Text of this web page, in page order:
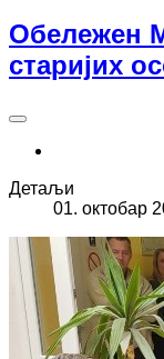
Обележен
старијих
Детаљи
01. октобар